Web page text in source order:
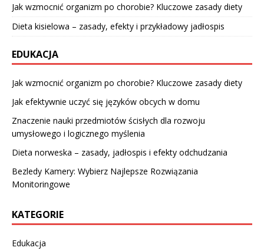
Jak wzmocnić organizm po chorobie? Kluczowe zasady diety
Dieta kisielowa – zasady, efekty i przykładowy jadłospis
EDUKACJA
Jak wzmocnić organizm po chorobie? Kluczowe zasady diety
Jak efektywnie uczyć się języków obcych w domu
Znaczenie nauki przedmiotów ścisłych dla rozwoju
umysłowego i logicznego myślenia
Dieta norweska – zasady, jadłospis i efekty odchudzania
Bezledy Kamery: Wybierz Najlepsze Rozwiązania
Monitoringowe
KATEGORIE
Edukacja